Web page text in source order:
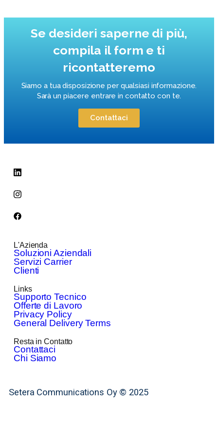
Se desideri saperne di più,
compila il form e ti
ricontatteremo
Siamo a tua disposizione per qualsiasi informazione.
Sarà un piacere entrare in contatto con te.
Contattaci
L'Azienda
Soluzioni Aziendali
Servizi Carrier
Clienti
Links
Supporto Tecnico
Offerte di Lavoro
Privacy Policy
General Delivery Terms
Resta in Contatto
Contattaci
Chi Siamo
Setera Communications Oy © 2025